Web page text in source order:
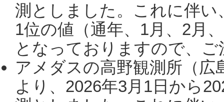
測としました。これに伴い
1位の値（通年、1月、2月
となっておりますので、
アメダスの高野観測所（
より、2026年3月1日から